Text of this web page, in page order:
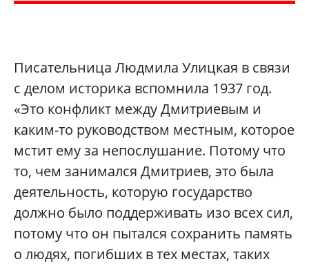
Писательница Людмила Улицкая в связи
с делом историка вспомнила 1937 год.
«Это конфликт между Дмитриевым и
каким-то руководством местным, которое
мстит ему за непослушание. Потому что
то, чем занимался Дмитриев, это была
деятельность, которую государство
должно было поддерживать изо всех сил,
потому что он пытался сохранить память
о людях, погибших в тех местах, таких